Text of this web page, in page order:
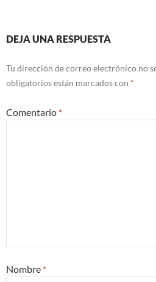
DEJA UNA RESPUESTA
Tu dirección de correo electrónico no
obligatorios están marcados con *
Comentario *
Nombre *